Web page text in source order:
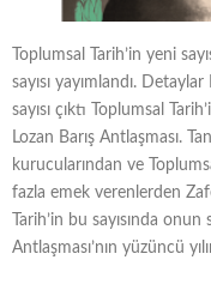
Toplumsal Tarih’in yeni
sayısı yayımlandı.
sayısı çıktı Toplumsal
Lozan Barış Antlaşması.
kurucularından ve
fazla emek verenlerden
Tarih’in bu sayısında onun
Antlaşması’nın yüzüncü